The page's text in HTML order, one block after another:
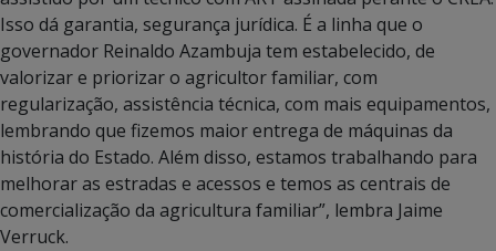
Isso dá garantia, segurança jurídica. É a linha que o
governador Reinaldo Azambuja tem estabelecido, de
valorizar e priorizar o agricultor familiar, com
regularização, assistência técnica, com mais equipamentos,
lembrando que fizemos maior entrega de máquinas da
história do Estado. Além disso, estamos trabalhando para
melhorar as estradas e acessos e temos as centrais de
comercialização da agricultura familiar”, lembra Jaime
Verruck.